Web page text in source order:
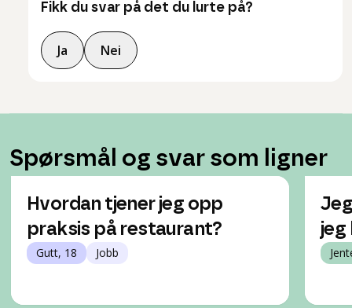
Fikk du svar på det du lurte på?
Ja Nei
Spørsmål og svar som ligner
Hvordan tjener jeg opp
praksis på restaurant?
Gutt, 18 Jobb
jeg